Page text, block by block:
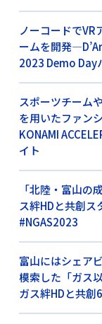
ノーコードでVR
ームを開発
2023 Demo Day
スポーツチーム
を用いたファン
KONAMI
イト
「北陸・富山
ス絆HDと共創ス
#NGAS2023
富山にはシェア
模索した「ガス
ガス絆HDと共創